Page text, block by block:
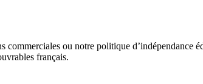
commerciales ou notre politique
français.